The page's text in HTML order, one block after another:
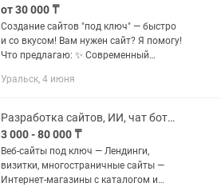
от 30 000 ₸
Создание сайтов "под ключ" — быстро
и со вкусом! Вам нужен сайт? Я помогу!
Что предлагаю: ✨ Современный
понятная структура ⚡ Быстрая
Уральск, 4 июня
Разработка сайтов, ИИ, чат боты, IT решения
3 000 - 80 000 ₸
Веб-сайты под ключ — Лендинги,
визитки, многостраничные сайты —
Интернет-магазины с каталогом и